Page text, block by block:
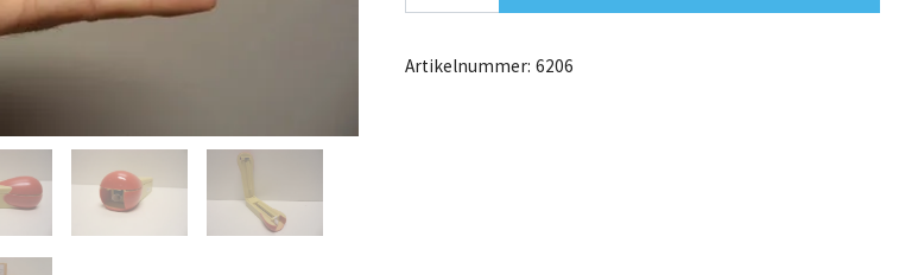
Artikelnummer: 6206